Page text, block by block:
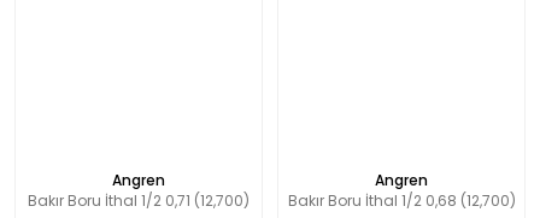
Angren
Bakır Boru İthal 1/2 0,71 (12,700)
Angren
Bakır Boru İthal 1/2 0,68 (12,700)